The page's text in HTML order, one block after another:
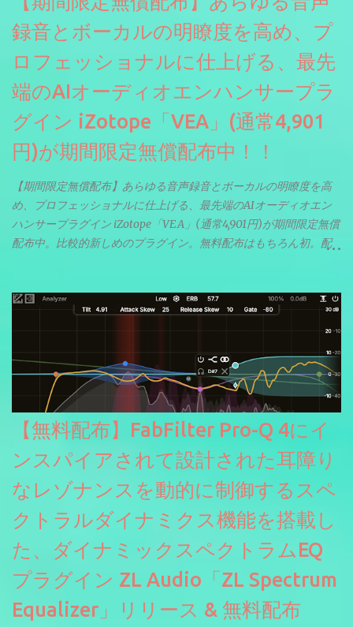
録音とボーカルの明瞭度を高め、プ
ロフェッショナルに仕上げる、最先
端のAIオーディオエンハンサープラ
グイン iZotope「VEA」(通常4,901
円)が期間限定無償配布中！！
【期間限定無償配布】あらゆる音声録音とボーカルの明瞭度を高
め、プロフェッショナルに仕上げる、最先端のAIオーディオエン
ハンサープラグイン iZotope「VEA」(通常4,901円)が期間限定無償
配布中。比較的新しめのプラグイン。無料配布はもちろん初。配
【無料配布】FabFilter Pro-Q 4にイ
ンスパイアされて設計された耳障り
なレゾナンスを動的に制御するスペ
クトラルダイナミクス機能を搭載し
た、ダイナミックスペクトラムEQ
プラグイン ZL Audio「ZL Spectrum
Equalizer」リリース & 無料配布